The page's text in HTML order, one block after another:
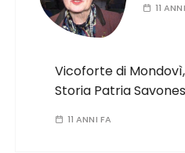
11
Vicoforte di
Storia Patria
11 ANNI FA